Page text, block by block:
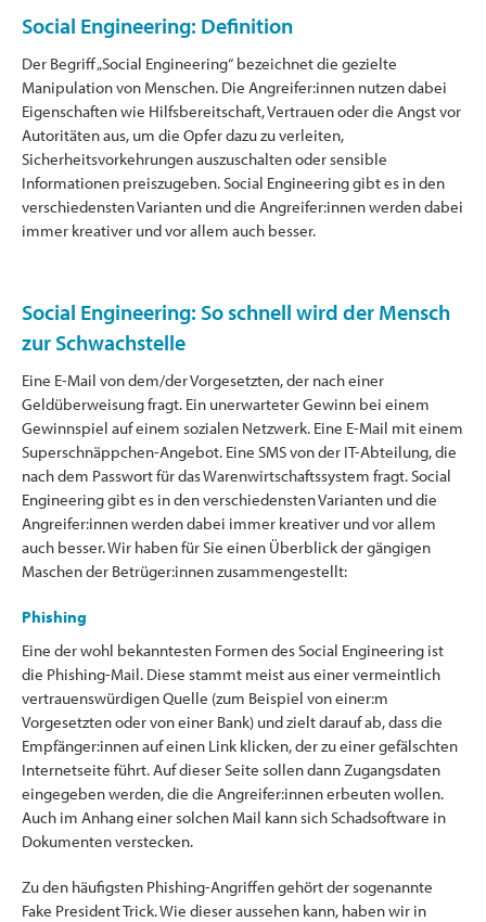
Social Engineering: Definition
Der Begriff „Social Engineering“ bezeichnet die gezielte
Manipulation von Menschen. Die Angreifer:innen nutzen dabei
Eigenschaften wie Hilfsbereitschaft, Vertrauen oder die Angst vor
Autoritäten aus, um die Opfer dazu zu verleiten,
Sicherheitsvorkehrungen auszuschalten oder sensible
Informationen preiszugeben. Social Engineering gibt es in den
verschiedensten Varianten und die Angreifer:innen werden dabei
immer kreativer und vor allem auch besser.
Social Engineering: So schnell wird der Mensch
zur Schwachstelle
Eine E-Mail von dem/der Vorgesetzten, der nach einer
Geldüberweisung fragt. Ein unerwarteter Gewinn bei einem
Gewinnspiel auf einem sozialen Netzwerk. Eine E-Mail mit einem
Superschnäppchen-Angebot. Eine SMS von der IT-Abteilung, die
nach dem Passwort für das Warenwirtschaftssystem fragt. Social
Engineering gibt es in den verschiedensten Varianten und die
Angreifer:innen werden dabei immer kreativer und vor allem
auch besser. Wir haben für Sie einen Überblick der gängigen
Maschen der Betrüger:innen zusammengestellt:
Phishing
Eine der wohl bekanntesten Formen des Social Engineering ist
die Phishing-Mail. Diese stammt meist aus einer vermeintlich
vertrauenswürdigen Quelle (zum Beispiel von einer:m
Vorgesetzten oder von einer Bank) und zielt darauf ab, dass die
Empfänger:innen auf einen Link klicken, der zu einer gefälschten
Internetseite führt. Auf dieser Seite sollen dann Zugangsdaten
eingegeben werden, die die Angreifer:innen erbeuten wollen.
Auch im Anhang einer solchen Mail kann sich Schadsoftware in
Dokumenten verstecken.
Zu den häufigsten Phishing-Angriffen gehört der sogenannte
Fake President Trick. Wie dieser aussehen kann, haben wir in